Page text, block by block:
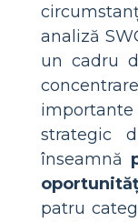
analiză
un cadru
strategic
înseamnă
patru